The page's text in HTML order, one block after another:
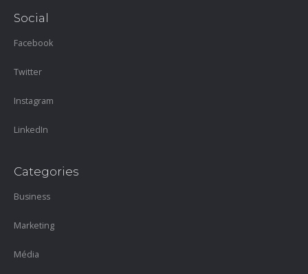
Social
Facebook
Twitter
Instagram
LinkedIn
Categories
Business
Marketing
Média